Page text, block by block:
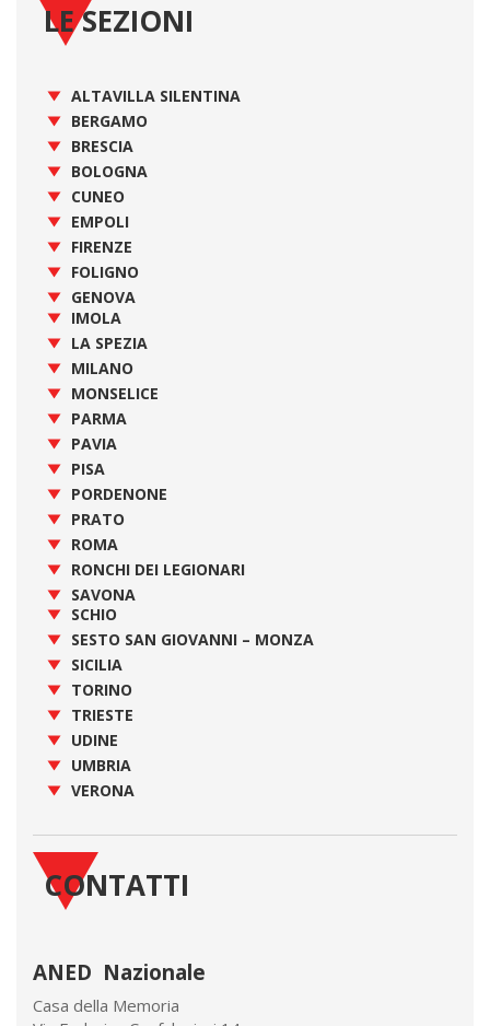
LE SEZIONI
ALTAVILLA SILENTINA
BERGAMO
BRESCIA
BOLOGNA
CUNEO
EMPOLI
FIRENZE
FOLIGNO
GENOVA
IMOLA
LA SPEZIA
MILANO
MONSELICE
PARMA
PAVIA
PISA
PORDENONE
PRATO
ROMA
RONCHI DEI LEGIONARI
SAVONA
SCHIO
SESTO SAN GIOVANNI – MONZA
SICILIA
TORINO
TRIESTE
UDINE
UMBRIA
VERONA
CONTATTI
ANED Nazionale
Casa della Memoria